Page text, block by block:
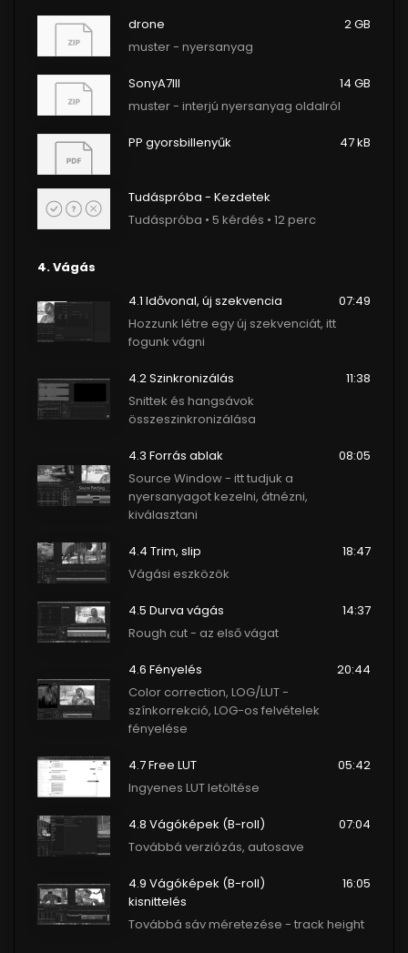
drone
2 GB
muster - nyersanyag
SonyA7III
14 GB
muster - interjú nyersanyag oldalról
PP gyorsbillenyűk 47 kB
Tudáspróba - Kezdetek
Tudáspróba • 5 kérdés • 12 perc
4. Vágás
4.1 Idővonal, új szekvencia
07:49
Hozzunk létre egy új szekvenciát, itt
fogunk vágni
4.2 Szinkronizálás
11:38
Snittek és hangsávok
összeszinkronizálása
4.3 Forrás ablak
08:05
Source Window - itt tudjuk a
nyersanyagot kezelni, átnézni,
kiválasztani
4.4 Trim, slip
18:47
Vágási eszközök
4.5 Durva vágás
14:37
Rough cut - az első vágat
4.6 Fényelés
20:44
Color correction, LOG/LUT -
színkorrekció, LOG-os felvételek
fényelése
4.7 Free LUT
05:42
Ingyenes LUT letöltése
4.8 Vágóképek (B-roll)
07:04
Továbbá verziózás, autosave
4.9 Vágóképek (B-roll)
kisnittelés
16:05
Továbbá sáv méretezése - track height